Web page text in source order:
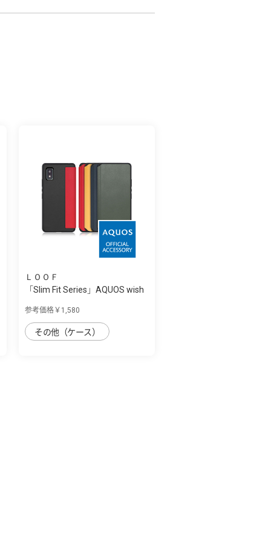
ＬＯＯＦ
「Slim Fit Series」AQUOS wish
参考価格￥1,580
その他（ケース）